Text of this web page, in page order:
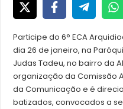
Participe do 6° ECA
dia 26 de janeiro, na
Judas Tadeu, no bairro da
organização da Comissão
da Comunicação e é
batizados, convocados a